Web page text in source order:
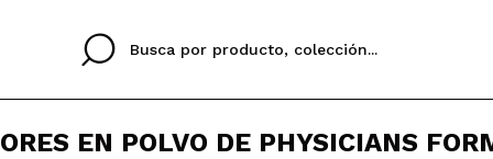
EN POLVO DE PHYSICIANS